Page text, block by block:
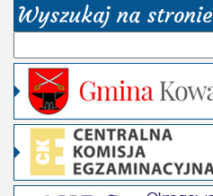
Wyszukaj na stronie